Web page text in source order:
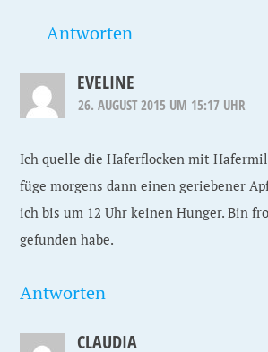
Antworten
EVELINE
26. AUGUST 2015 UM 15:17 UHR
Ich quelle die Haferflocken mit
füge morgens dann einen geriebener
ich bis um 12 Uhr keinen Hunger. Bin
gefunden habe.
Antworten
CLAUDIA